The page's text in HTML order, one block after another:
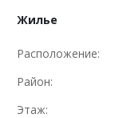
Жилье
Расположение:
Район:
Этаж: